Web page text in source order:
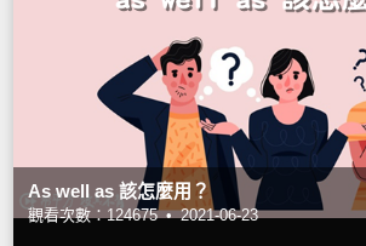
As well as 該怎麼用？
觀看次數：124675 • 2021-06-23